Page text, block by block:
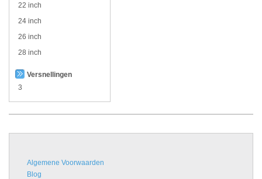
22 inch
24 inch
26 inch
28 inch
Versnellingen
3
Algemene Voorwaarden
Blog